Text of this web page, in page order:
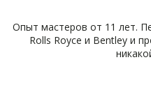
Опыт мастеров от 11 лет.
Rolls Royce и Bentley и